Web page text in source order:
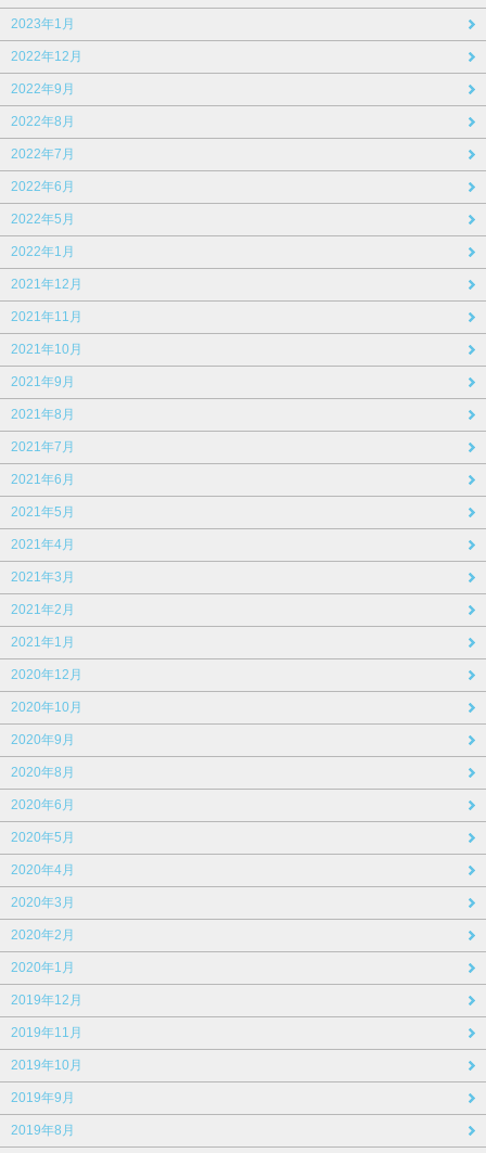
2023年1月
2022年12月
2022年9月
2022年8月
2022年7月
2022年6月
2022年5月
2022年1月
2021年12月
2021年11月
2021年10月
2021年9月
2021年8月
2021年7月
2021年6月
2021年5月
2021年4月
2021年3月
2021年2月
2021年1月
2020年12月
2020年10月
2020年9月
2020年8月
2020年6月
2020年5月
2020年4月
2020年3月
2020年2月
2020年1月
2019年12月
2019年11月
2019年10月
2019年9月
2019年8月